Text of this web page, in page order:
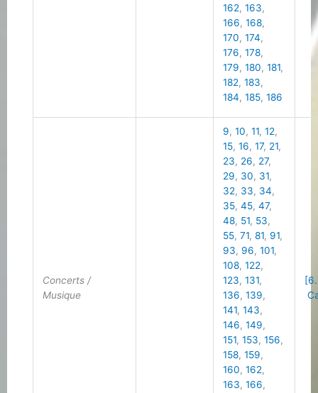
162,163,
166,168,
170,174,
176,178,
179,180,181,
182,183,
184,185,186
Concerts /
Musique
9,10,11,12,
15,16,17, 21,
23, 26, 27,
29, 30, 31,
32, 33, 34,
35,45,47,
48, 51, 53,
55,71,81, 91,
93, 96,101,
108,122,
123,131,
136,139,
141,143,
146,149,
151,153,156,
158,159,
160,162,
163,166,